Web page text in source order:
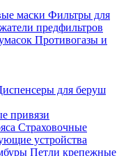
маски Фильтры для
предфильтров
Противогазы и
для беруш
привязи
Страховочные
устройства
Петли крепежные